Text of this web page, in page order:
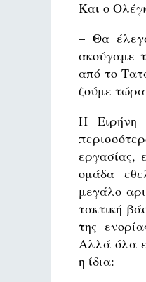
Και ο
– Θα
ακούγαμε
από το
ζούμε
Η Ειρήνη
εργασίας,
ομάδα
μεγάλο
τακτική
της
Αλλά όλα
η ίδια: